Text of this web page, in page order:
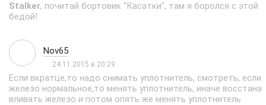
Stalker, почитай бортовик "Касатки", там я боролся с этой
бедой!
Nov65
24.11.2015 в 20:29
Если вкратце,то надо снимать уплотнитель, смотреть, если
железо нормальное,то менять уплотнитель, иначе восстана
вливать железо и потом опять же менять уплотнитель